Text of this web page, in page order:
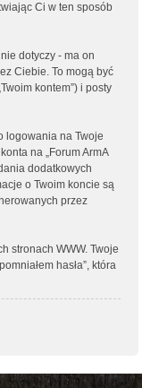
Ci w ten sposób
dotyczy - ma on
Ciebie. To mogą być
kontem”) i posty
logowania na Twoje
na „Forum ArmA
dodatkowych
o Twoim koncie są
przez
stronach WWW. Twoje
hasła”, która